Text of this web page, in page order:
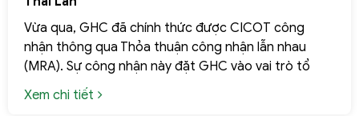
Vừa qua, GHC đã chính thức được CICOT công
nhận thông qua Thỏa thuận công nhận lẫn nhau
(MRA). Sự công nhận này đặt GHC vào vai trò tổ
chức chứng nhận Halal có khả năng kết nối trực tiếp
Xem chi tiết